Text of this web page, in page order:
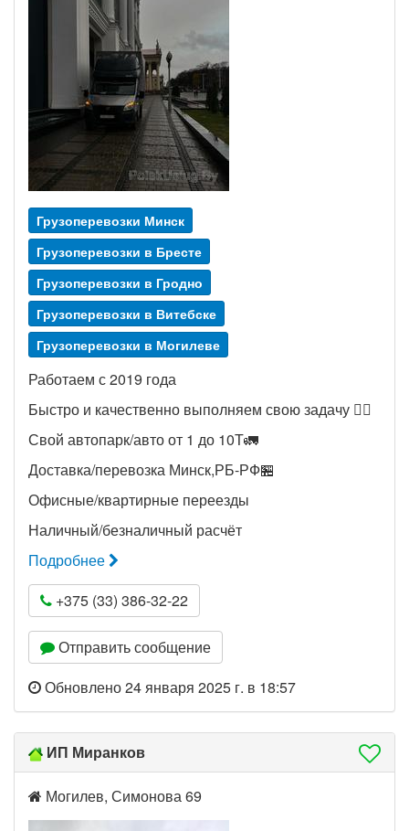
Грузоперевозки Минск
Грузоперевозки в Бресте
Грузоперевозки в Гродно
Грузоперевозки в Витебске
Грузоперевозки в Могилеве
Работаем с 2019 года
Быстро и качественно выполняем свою задачу 👨‍✈️
Свой автопарк/авто от 1 до 10Т🚛
Доставка/перевозка Минск,РБ-РФ🏪
Офисные/квартирные переезды
Наличный/безналичный расчёт
Подробнее
+375 (33) 386-32-22
Отправить сообщение
Обновлено 24 января 2025 г. в 18:57
ИП Миранков
Могилев, Симонова 69